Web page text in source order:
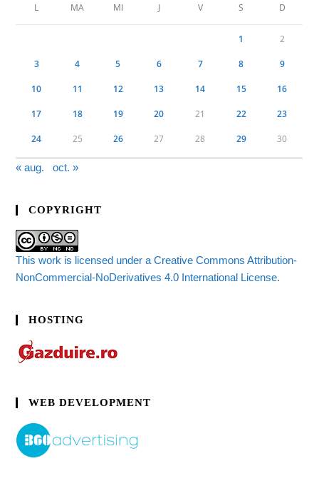
L MA MI J V S D
1 2
3 4 5 6 7 8 9
10 11 12 13 14 15 16
17 18 19 20 21 22 23
24 25 26 27 28 29 30
« aug. oct. »
COPYRIGHT
This work is licensed under a Creative Commons Attribution-
NonCommercial-NoDerivatives 4.0 International License.
HOSTING
WEB DEVELOPMENT